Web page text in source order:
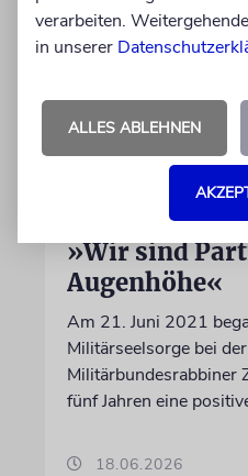
BUNDESWEHR
»Wir sind
Augenhöhe«
Am 21. Juni 2021
Militärseelsorge bei
Militärbundesrabbiner
fünf Jahren eine
18.06.2026
verarbeiten.
in unserer
ALLES ABLEHNEN